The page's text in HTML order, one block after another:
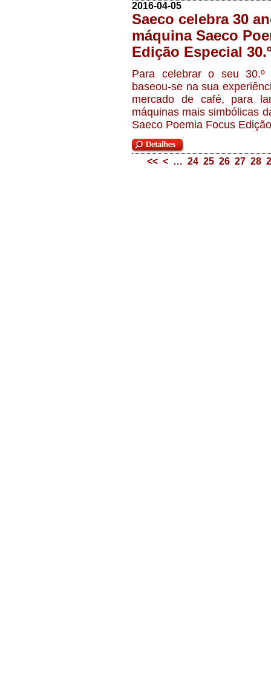
2016-04-05
Saeco celebra 30
máquina Saeco
Edição Especial
Para celebrar o seu 30.º
baseou-se na sua
mercado de café, para
máquinas mais simbólicas
Saeco Poemia Focus
<< < … 24 25 26 27 28